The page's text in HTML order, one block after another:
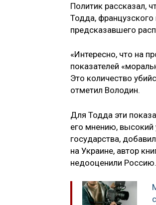
Политик рассказал,
Тодда, французского
предсказавшего
«Интересно, что на
показателей
Это количество
отметил Володин.
Для Тодда эти
его мнению, высокий
государства,
на Украине, автор
недооценили Россию.